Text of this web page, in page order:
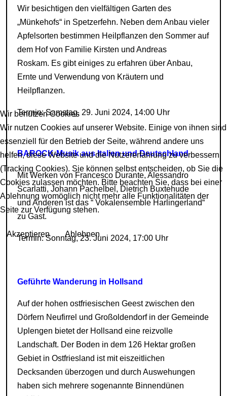
Wir besichtigen den vielfältigen Garten des
„Münkehofs“ in Spetzerfehn. Neben dem Anbau vieler
Apfelsorten bestimmen Heilpflanzen den Sommer auf
dem Hof von Familie Kirsten und Andreas
Roskam. Es gibt einiges zu erfahren über Anbau,
Ernte und Verwendung von Kräutern und
Heilpflanzen.
Termin: Samstag, 29. Juni 2024, 14:00 Uhr
BAROCK-Musik aus Italien und Deutschland
Mit Werken von Francesco Durante, Alessandro
Scarlatti, Johann Pachelbel, Dietrich Buxtehude
und Anderen ist das “ Vokalensemble Harlingerland“
zu Gast.
Termin: Sonntag, 23. Juni 2024, 17:00 Uhr
Geführte Wanderung in Hollsand
Auf der hohen ostfriesischen Geest zwischen den
Dörfern Neufirrel und Großoldendorf in der Gemeinde
Uplengen bietet der Hollsand eine reizvolle
Landschaft. Der Boden in dem 126 Hektar großen
Gebiet in Ostfriesland ist mit eiszeitlichen
Decksanden überzogen und durch Auswehungen
haben sich mehrere sogenannte Binnendünen
Wir benutzen Cookies
Wir nutzen Cookies auf unserer Website. Einige von ihnen sind
essenziell für den Betrieb der Seite, während andere uns
helfen, diese Website und die Nutzererfahrung zu verbessern
(Tracking Cookies). Sie können selbst entscheiden, ob Sie die
Cookies zulassen möchten. Bitte beachten Sie, dass bei einer
Ablehnung womöglich nicht mehr alle Funktionalitäten der
Seite zur Verfügung stehen.
Akzeptieren Ablehnen